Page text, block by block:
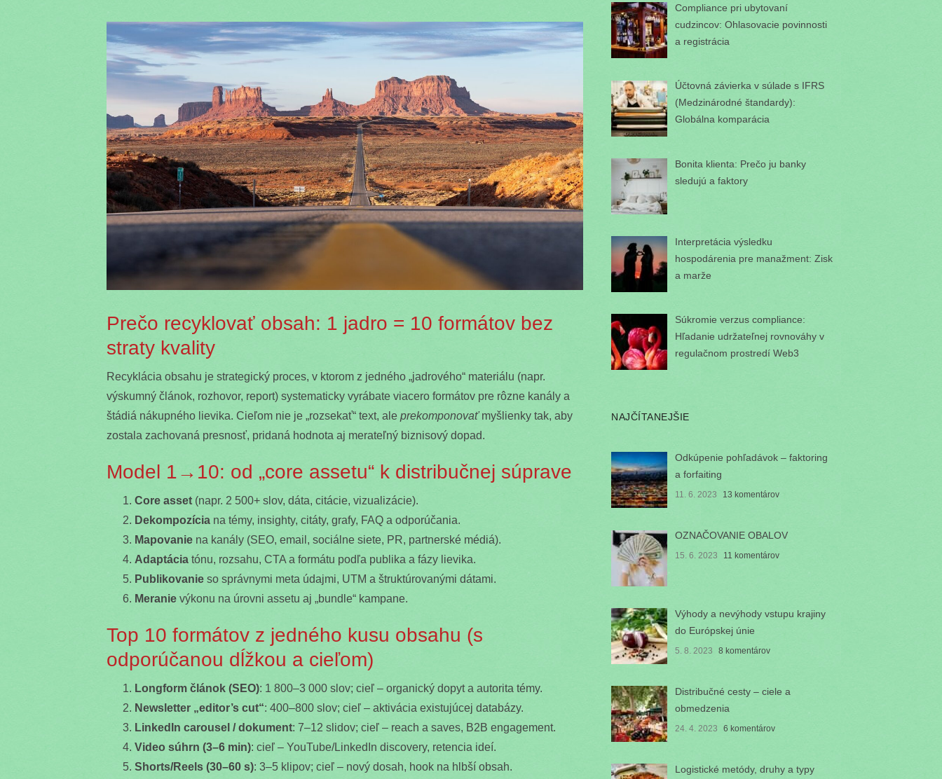
Prečo recyklovať obsah: 1 jadro = 10 formátov bez
straty kvality
Recyklácia obsahu je strategický proces, v ktorom z jedného „jadrového“ materiálu (napr.
výskumný článok, rozhovor, report) systematicky vyrábate viacero formátov pre rôzne kanály a
štádiá nákupného lievika. Cieľom nie je „rozsekať“ text, ale prekomponovaťmyšlienky tak, aby
zostala zachovaná presnosť, pridaná hodnota aj merateľný biznisový dopad.
Model 1→10: od „core assetu“ k distribučnej súprave
Core asset (napr. 2 500+ slov, dáta, citácie, vizualizácie).
Dekompozícia na témy, insighty, citáty, grafy, FAQ a odporúčania.
Mapovanie na kanály (SEO, email, sociálne siete, PR, partnerské médiá).
Adaptácia tónu, rozsahu, CTA a formátu podľa publika a fázy lievika.
Publikovanie so správnymi meta údajmi, UTM a štruktúrovanými dátami.
Meranie výkonu na úrovni assetu aj „bundle“ kampane.
Top 10 formátov z jedného kusu obsahu (s
odporúčanou dĺžkou a cieľom)
Longform článok (SEO): 1 800–3 000 slov; cieľ – organický dopyt a autorita témy.
Newsletter „editor’s cut“: 400–800 slov; cieľ – aktivácia existujúcej databázy.
LinkedIn carousel / dokument: 7–12 slidov; cieľ – reach a saves, B2B engagement.
Video súhrn (3–6 min): cieľ – YouTube/LinkedIn discovery, retencia ideí.
Shorts/Reels (30–60 s): 3–5 klipov; cieľ – nový dosah, hook na hlbší obsah.
Compliance pri ubytovaní
cudzincov: Ohlasovacie povinnosti
a registrácia
Účtovná závierka v súlade s IFRS
(Medzinárodné štandardy):
Globálna komparácia
Bonita klienta: Prečo ju banky
sledujú a faktory
Interpretácia výsledku
hospodárenia pre manažment: Zisk
a marže
Súkromie verzus compliance:
Hľadanie udržateľnej rovnováhy v
regulačnom prostredí Web3
NAJČÍTANEJŠIE
Odkúpenie pohľadávok – faktoring
a forfaiting
11. 6. 2023 13 komentárov
OZNAČOVANIE OBALOV
15. 6. 2023 11 komentárov
Výhody a nevýhody vstupu krajiny
do Európskej únie
5. 8. 2023 8 komentárov
Distribučné cesty – ciele a
obmedzenia
24. 4. 2023 6 komentárov
Logistické metódy, druhy a typy